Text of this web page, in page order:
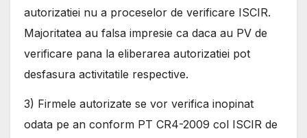
autorizatiei nu a proceselor de verificare ISCIR.
Majoritatea au falsa impresie ca daca au PV de
verificare pana la eliberarea autorizatiei pot
desfasura activitatile respective.
3) Firmele autorizate se vor verifica inopinat
odata pe an conform PT CR4-2009 col ISCIR de